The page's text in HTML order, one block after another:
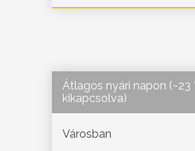
Átlagos nyári napon (~23
kikapcsolva)
Városban